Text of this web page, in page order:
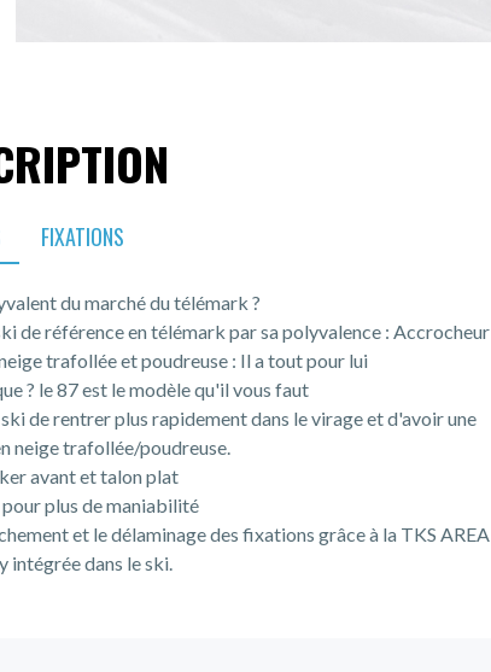
FIXATIONS
du marché du télémark ?
de référence en télémark par sa polyvalence : Accrocheur
trafollée et poudreuse : Il a tout pour lui
? le 87 est le modèle qu'il vous faut
de rentrer plus rapidement dans le virage et d'avoir une
neige trafollée/poudreuse.
avant et talon plat
plus de maniabilité
et le délaminage des fixations grâce à la TKS AREA
intégrée dans le ski.